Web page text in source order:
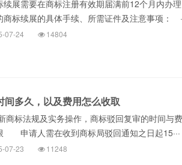
需要在商标注册有效期届满前12个月内办
标续展的具体手续、所需证件及注意事项：
07-24 14804
间多久，以及费用怎么收取
标法规及实务操作，商标驳回复审的时间
请人需在收到商标局驳回通知之日起15···
07-23 11248